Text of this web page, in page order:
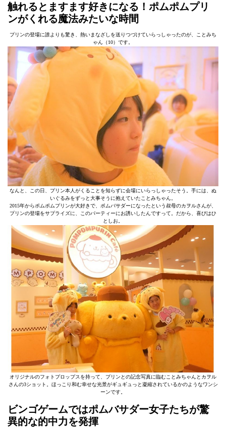
触れるとますます好きになる！ポムポムプリ
ンがくれる魔法みたいな時間
プリンの登場に誰よりも驚き、熱いまなざしを送りつづけていらっしゃったのが、ことみち
ゃん（10）です。
なんと、この日、プリン本人がくることを知らずに会場にいらっしゃったそう。手には、ぬ
いぐるみをずっと大事そうに抱えていたことみちゃん。
2015年からポムポムプリンが大好きで、ポムバサダーになったという叔母のカヲルさんが、
プリンの登場をサプライズに、このパーティーにお誘いしたんですって。だから、喜びはひ
としお。
オリジナルのフォトプロップスを持って、プリンとの記念写真に臨むことみちゃんとカヲル
さんの3ショット。ほっこり和む幸せな光景がギュギュっと凝縮されているかのようなワンシ
ーンです。
ビンゴゲームではポムバサダー女子たちが驚
異的な的中力を発揮